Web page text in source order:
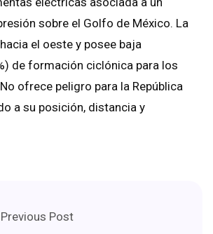
sobre el Golfo de México. La
el oeste y posee baja
de formación ciclónica para los
ofrece peligro para la República
a su posición, distancia y
Previous Post